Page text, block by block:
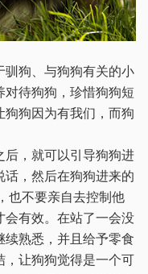
驯狗、与狗狗有关的小
待狗狗，珍惜狗狗短
狗因为有我们，而狗
后，就可以引导狗狗进
，然后在狗狗进来的
也不要亲自去控制他
会有效。在站了一会没
熟悉，并且给予零食
让狗狗觉得是一个可